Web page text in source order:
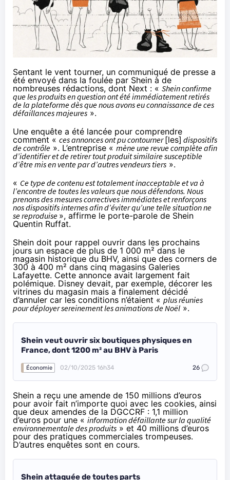
Sentant le vent tourner, un communiqué de presse a
été envoyé dans la foulée par Shein à de
nombreuses rédactions, dont Next : « Shein confirme
que les produits en question ont été immédiatement retirés
de la plateforme dès que nous avons eu connaissance de ces
défaillances majeures ».
Une enquête a été lancée pour comprendre
comment « ces annonces ont pu contourner[les] dispositifs
de contrôle ». L’entreprise « mène une revue complète afin
d’identifier et de retirer tout produit similaire susceptible
d’être mis en vente par d’autres vendeurs tiers ».
« Ce type de contenu est totalement inacceptable et va à
l’encontre de toutes les valeurs que nous défendons. Nous
prenons des mesures correctives immédiates et renforçons
nos dispositifs internes afin d’éviter qu’une telle situation ne
se reproduise », affirme le porte-parole de Shein
Quentin Ruffat.
Shein doit pour rappel ouvrir dans les prochains
jours un espace de plus de 1 000 m² dans le
magasin historique du BHV, ainsi que des corners de
300 à 400 m² dans cinq magasins Galeries
Lafayette. Cette annonce avait largement fait
polémique. Disney devait, par exemple, décorer les
vitrines du magasin mais a finalement décidé
d’annuler car les conditions n’étaient « plus réunies
pour déployer sereinement les animations de Noël ».
Shein veut ouvrir six boutiques physiques en
France, dont 1200 m² au BHV à Paris
Économie 02/10/2025 16h34 26
Shein a reçu une amende de 150 millions d’euros
pour avoir fait n’importe quoi avec les cookies, ainsi
que deux amendes de la DGCCRF : 1,1 million
d’euros pour une « information défaillante sur la qualité
environnementale des produits » et 40 millions d’euros
pour des pratiques commerciales trompeuses.
D’autres enquêtes sont en cours.
Shein attaquée de toutes parts